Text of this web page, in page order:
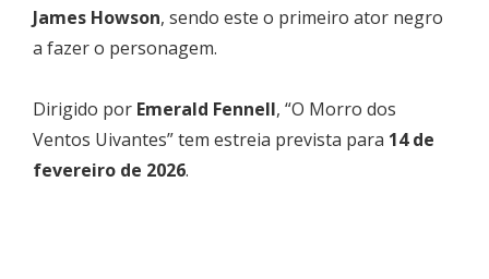
James Howson, sendo este o primeiro ator negro
a fazer o personagem.
Dirigido por Emerald Fennell, “O Morro dos
Ventos Uivantes” tem estreia prevista para 14 de
fevereiro de 2026.